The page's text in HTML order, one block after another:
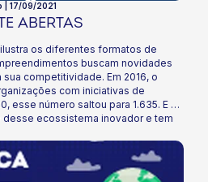
| 17/09/2021
ABERTAS
os diferentes formatos de
buscam novidades
competitividade. Em 2016, o
com iniciativas de
esse número saltou para 1.635. E o
ecossistema inovador e tem
com startups é
cooperativa se mantenha relevante